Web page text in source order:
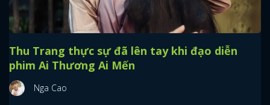
Thu Trang thực sự đã lên tay khi đạo diễn
phim Ai Thương Ai Mến
Nga Cao